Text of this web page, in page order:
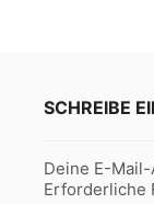
SCHREIBE
Deine E-
Erforderliche